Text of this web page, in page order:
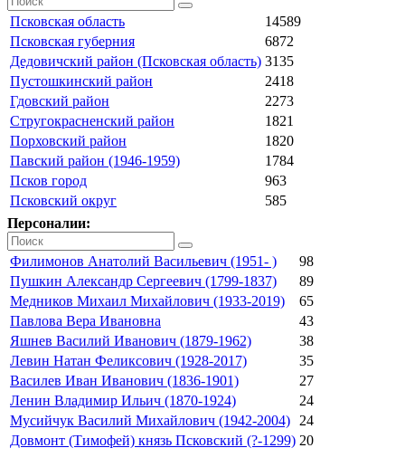
Псковская область
14589
Псковская губерния
6872
Дедовичский район (Псковская область) 3135
Пустошкинский район
2418
Гдовский район
2273
Стругокрасненский район
1821
Порховский район
1820
Павский район (1946-1959)
1784
Псков город
963
Псковский округ
585
Персоналии:
Филимонов Анатолий Васильевич (1951- )
98
Пушкин Александр Сергеевич (1799-1837)
89
Медников Михаил Михайлович (1933-2019)
65
Павлова Вера Ивановна
43
Яшнев Василий Иванович (1879-1962)
38
Левин Натан Феликсович (1928-2017)
35
Василев Иван Иванович (1836-1901)
27
Ленин Владимир Ильич (1870-1924)
24
Мусийчук Василий Михайлович (1942-2004)
24
Довмонт (Тимофей) князь Псковский (?-1299) 20